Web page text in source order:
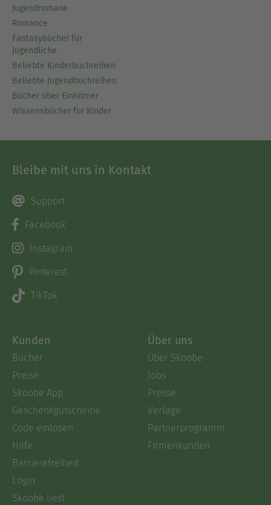
Jugendromane
Romance
Fantasybücher für
Jugendliche
Beliebte Kinderbuchreihen
Beliebte Jugendbuchreihen
Bücher über Einhörner
Wissensbücher für Kinder
Bleibe mit uns in Kontakt
Support
Facebook
Instagram
Pinterest
TikTok
Kunden
Bücher
Preise
Skoobe App
Geschenkgutscheine
Code einlösen
Hilfe
Barrierefreiheit
Login
Skoobe liest
Über uns
Über Skoobe
Jobs
Presse
Verlage
Partnerprogramm
Firmenkunden